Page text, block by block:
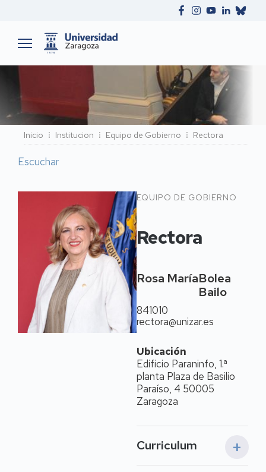
Ruta
de
navegación
Inicio Institucion Equipo de Gobierno Rectora
Escuchar
Rectora
Rosa MaríaBolea
Bailo
841010
rectora@unizar.es
Ubicación
Edificio Paraninfo, 1.ª
planta Plaza de Basilio
Paraíso, 4 50005
Zaragoza
Curriculum